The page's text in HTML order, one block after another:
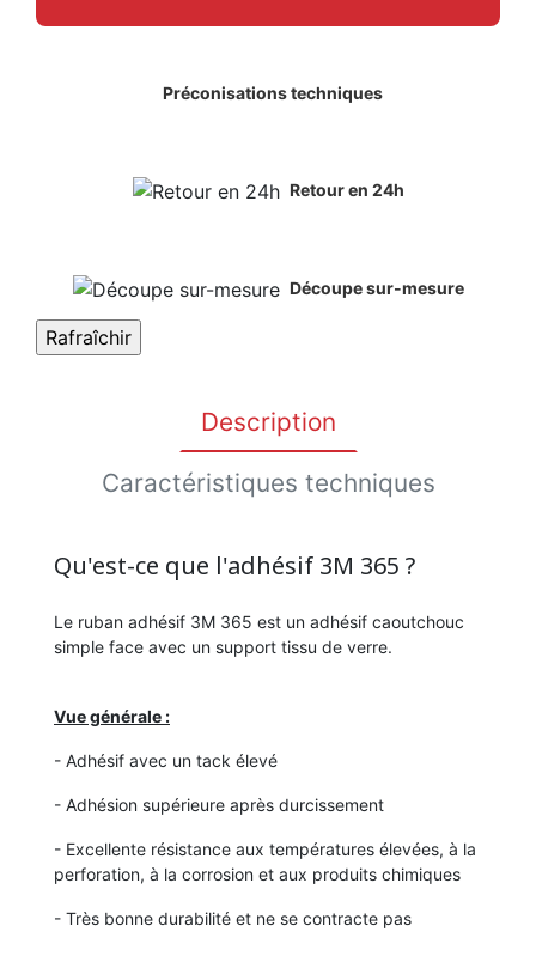
Préconisations techniques
Retour en 24h
Découpe sur-mesure
Description
Caractéristiques techniques
Qu'est-ce que l'adhésif 3M 365 ?
Le ruban adhésif 3M 365 est un adhésif caoutchouc
simple face avec un support tissu de verre.
Vue générale :
- Adhésif avec un tack élevé
- Adhésion supérieure après durcissement
- Excellente résistance aux températures élevées, à la
perforation, à la corrosion et aux produits chimiques
- Très bonne durabilité et ne se contracte pas